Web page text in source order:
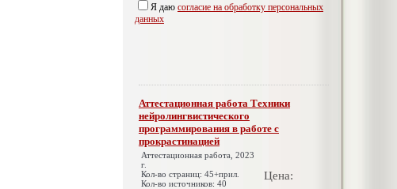
Я даю согласие на обработку персональных
данных
Аттестационная работа Техники
нейролингвистического
программирования в работе с
прокрастинацией
Аттестационная работа, 2023
г.
Кол-во страниц: 45+прил.
Кол-во источников: 40
Цена: